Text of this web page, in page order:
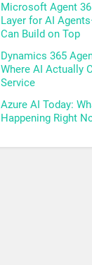
Microsoft Agent
Layer for AI
Can Build on Top
Dynamics 365
Where AI Actually
Service
Azure AI Today:
Happening Right